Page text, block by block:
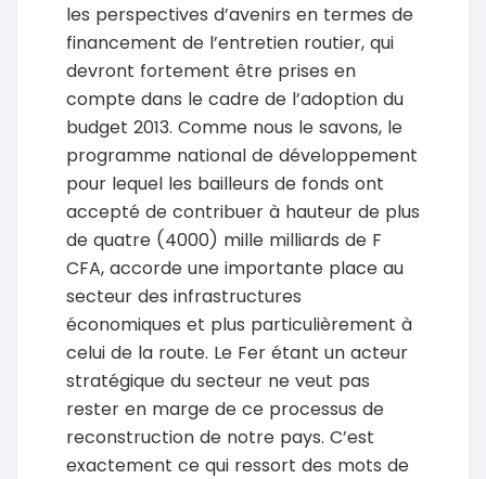
les perspectives d’avenirs en termes de
financement de l’entretien routier, qui
devront fortement être prises en
compte dans le cadre de l’adoption du
budget 2013. Comme nous le savons, le
programme national de développement
pour lequel les bailleurs de fonds ont
accepté de contribuer à hauteur de plus
de quatre (4000) mille milliards de F
CFA, accorde une importante place au
secteur des infrastructures
économiques et plus particulièrement à
celui de la route. Le Fer étant un acteur
stratégique du secteur ne veut pas
rester en marge de ce processus de
reconstruction de notre pays. C’est
exactement ce qui ressort des mots de